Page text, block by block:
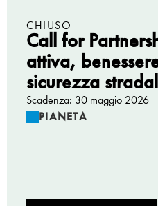
CHIUSO
Call for
attiva,
sicurezza
Scadenza: 30 maggio 2026
PIANETA